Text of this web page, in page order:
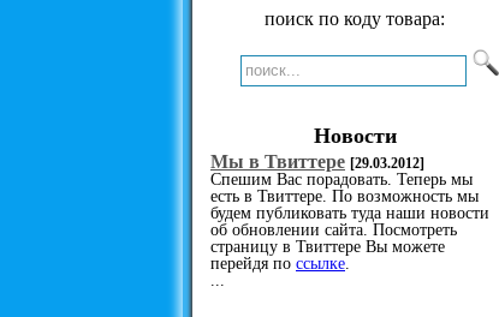
поиск по коду товара:
Новости
Мы в Твиттере [29.03.2012]
Спешим Вас порадовать. Теперь мы
есть в Твиттере. По возможность мы
будем публиковать туда наши новости
об обновлении сайта. Посмотреть
страницу в Твиттере Вы можете
перейдя по ссылке